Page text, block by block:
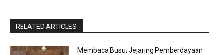
RELATED ARTICLES
Membaca Busu; Jejaring Pemberdayaan